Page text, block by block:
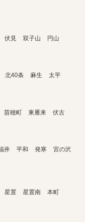
伏見 双子山
円山
北40条 麻生
太平
苗穂町 東雁来
伏古
井 平和 発寒
宮の沢
星置 星置南
本町